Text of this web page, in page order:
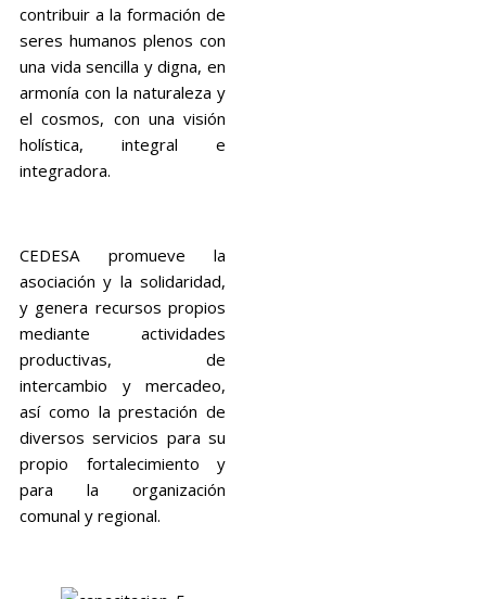
contribuir a la formación de
seres humanos plenos con
una vida sencilla y digna, en
armonía con la naturaleza y
el cosmos, con una visión
holística, integral e
integradora.
CEDESA promueve la
asociación y la solidaridad,
y genera recursos propios
mediante actividades
productivas, de
intercambio y mercadeo,
así como la prestación de
diversos servicios para su
propio fortalecimiento y
para la organización
comunal y regional.